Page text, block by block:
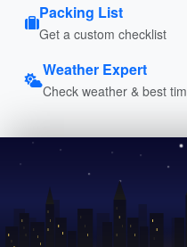
Packing List
Get a custom checklist
Weather Expert
Check weather & best